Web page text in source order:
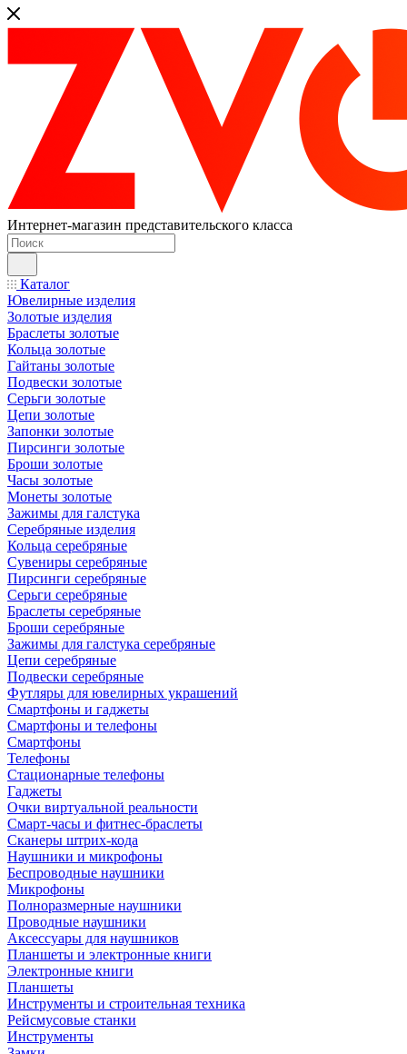
Интернет-магазин представительского класса
Каталог
Ювелирные изделия
Золотые изделия
Браслеты золотые
Кольца золотые
Гайтаны золотые
Подвески золотые
Серьги золотые
Цепи золотые
Запонки золотые
Пирсинги золотые
Броши золотые
Часы золотые
Монеты золотые
Зажимы для галстука
Серебряные изделия
Кольца серебряные
Сувениры серебряные
Пирсинги серебряные
Серьги серебряные
Браслеты серебряные
Броши серебряные
Зажимы для галстука серебряные
Цепи серебряные
Подвески серебряные
Футляры для ювелирных украшений
Смартфоны и гаджеты
Смартфоны и телефоны
Смартфоны
Телефоны
Стационарные телефоны
Гаджеты
Очки виртуальной реальности
Смарт-часы и фитнес-браслеты
Сканеры штрих-кода
Наушники и микрофоны
Беспроводные наушники
Микрофоны
Полноразмерные наушники
Проводные наушники
Аксессуары для наушников
Планшеты и электронные книги
Электронные книги
Планшеты
Инструменты и строительная техника
Рейсмусовые станки
Инструменты